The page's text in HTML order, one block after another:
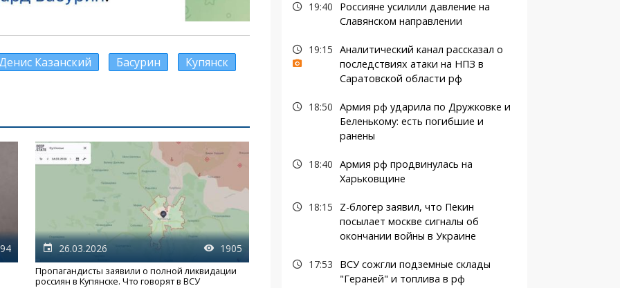
Казанский Басурин Купянск
26.03.2026 1905
Пропагандисты заявили о полной ликвидации
россиян в Купянске. Что говорят в ВСУ
19:40
Россияне усилили давление на
Славянском направлении
19:15 Аналитический канал рассказал о
последствиях атаки на НПЗ в
Саратовской области рф
18:50 Армия рф ударила по Дружковке и
Беленькому: есть погибшие и
ранены
18:40 Армия рф продвинулась на
Харьковщине
18:15
Z-блогер заявил, что Пекин
посылает москве сигналы об
окончании войны в Украине
17:53
ВСУ сожгли подземные склады
"Гераней" и топлива в рф